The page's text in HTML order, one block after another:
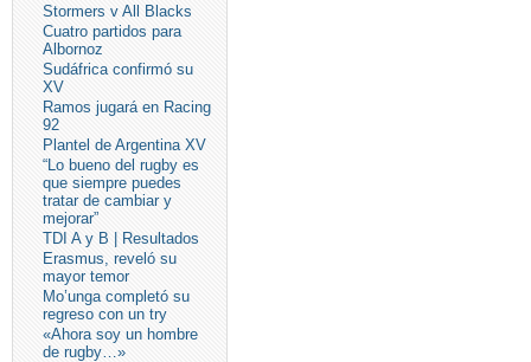
Stormers v All Blacks
Cuatro partidos para
Albornoz
Sudáfrica confirmó su
XV
Ramos jugará en Racing
92
Plantel de Argentina XV
“Lo bueno del rugby es
que siempre puedes
tratar de cambiar y
mejorar”
TDI A y B | Resultados
Erasmus, reveló su
mayor temor
Mo’unga completó su
regreso con un try
«Ahora soy un hombre
de rugby…»